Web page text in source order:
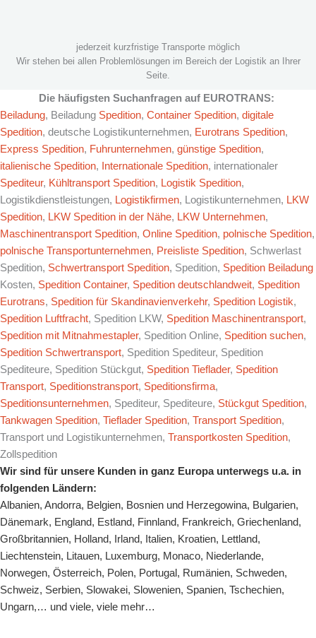
jederzeit kurzfristige Transporte möglich
Wir stehen bei allen Problemlösungen im Bereich der Logistik an Ihrer
Seite.
Die häufigsten Suchanfragen auf EUROTRANS:
Beiladung, Beiladung Spedition, Container Spedition, digitale
Spedition, deutsche Logistikunternehmen, Eurotrans Spedition,
Express Spedition, Fuhrunternehmen, günstige Spedition,
italienische Spedition, Internationale Spedition, internationaler
Spediteur, Kühltransport Spedition, Logistik Spedition,
Logistikdienstleistungen, Logistikfirmen, Logistikunternehmen, LKW
Spedition, LKW Spedition in der Nähe, LKW Unternehmen,
Maschinentransport Spedition, Online Spedition, polnische Spedition,
polnische Transportunternehmen, Preisliste Spedition, Schwerlast
Spedition, Schwertransport Spedition, Spedition, Spedition Beiladung
Kosten, Spedition Container, Spedition deutschlandweit, Spedition
Eurotrans, Spedition für Skandinavienverkehr, Spedition Logistik,
Spedition Luftfracht, Spedition LKW, Spedition Maschinentransport,
Spedition mit Mitnahmestapler, Spedition Online, Spedition suchen,
Spedition Schwertransport, Spedition Spediteur, Spedition
Spediteure, Spedition Stückgut, Spedition Tieflader, Spedition
Transport, Speditionstransport, Speditionsfirma,
Speditionsunternehmen, Spediteur, Spediteure, Stückgut Spedition,
Tankwagen Spedition, Tieflader Spedition, Transport Spedition,
Transport und Logistikunternehmen, Transportkosten Spedition,
Zollspedition
Wir sind für unsere Kunden in ganz Europa unterwegs u.a. in
folgenden Ländern:
Albanien, Andorra, Belgien, Bosnien und Herzegowina, Bulgarien,
Dänemark, England, Estland, Finnland, Frankreich, Griechenland,
Großbritannien, Holland, Irland, Italien, Kroatien, Lettland,
Liechtenstein, Litauen, Luxemburg, Monaco, Niederlande,
Norwegen, Österreich, Polen, Portugal, Rumänien, Schweden,
Schweiz, Serbien, Slowakei, Slowenien, Spanien, Tschechien,
Ungarn,… und viele, viele mehr…